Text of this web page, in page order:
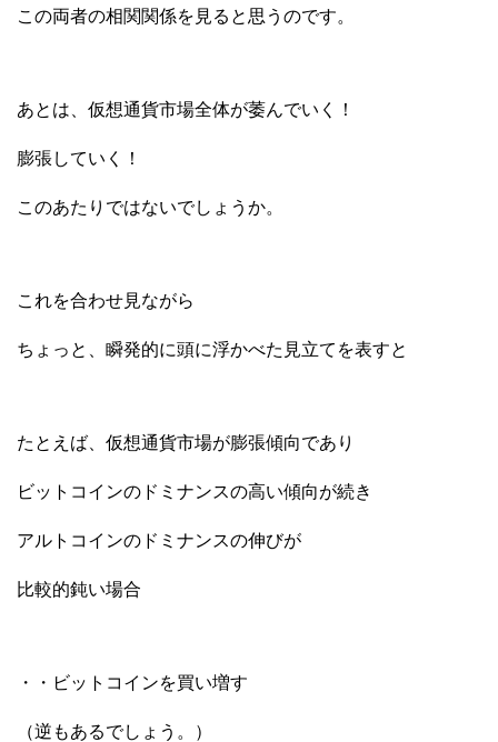
この両者の相関関係を見ると思うのです。
あとは、仮想通貨市場全体が萎んでいく！
膨張していく！
このあたりではないでしょうか。
これを合わせ見ながら
ちょっと、瞬発的に頭に浮かべた見立てを表すと
たとえば、仮想通貨市場が膨張傾向であり
ビットコインのドミナンスの高い傾向が続き
アルトコインのドミナンスの伸びが
比較的鈍い場合
・・ビットコインを買い増す
（逆もあるでしょう。）